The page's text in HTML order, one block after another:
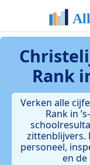
Rank
Verken alle
Rank in
zittenblijvers.
personeel,
en de